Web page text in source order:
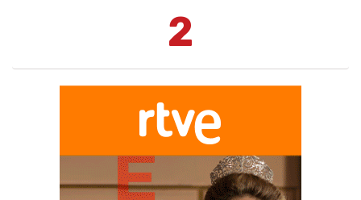
2